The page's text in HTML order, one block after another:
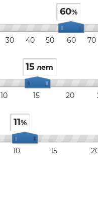
60%
30 40 50 60 70
15 лет
10 15 20
11%
10 15